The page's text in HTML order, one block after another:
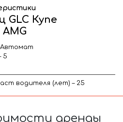
GLC Купе
Автомат
5
водителя (лет) – 25
аренды